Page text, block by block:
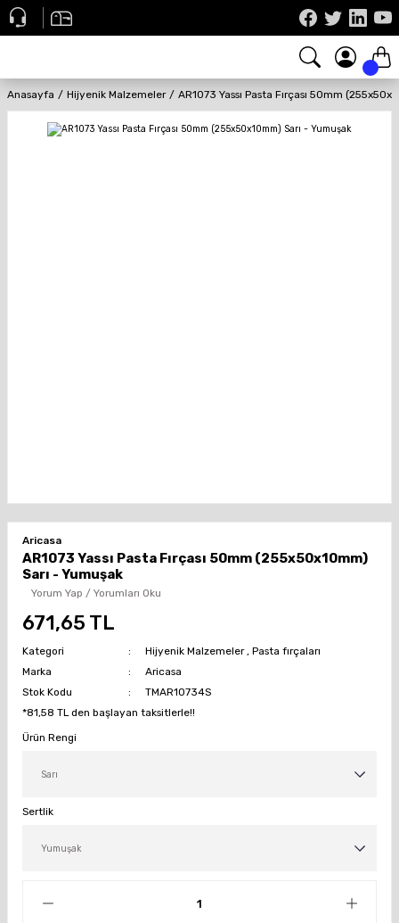
Anasayfa Hijyenik Malzemeler AR1073 Yassı Pasta Fırçası 50mm
Aricasa
AR1073 Yassı Pasta Fırçası 50mm (255x50x10mm)
Sarı - Yumuşak
Yorum Yap / Yorumları Oku
671,65 TL
Kategori Hijyenik Malzemeler ,Pasta fırçaları
Marka
Aricasa
Stok Kodu
TMAR10734S
*81,58 TL den başlayan taksitlerle!!
Ürün Rengi
Sertlik